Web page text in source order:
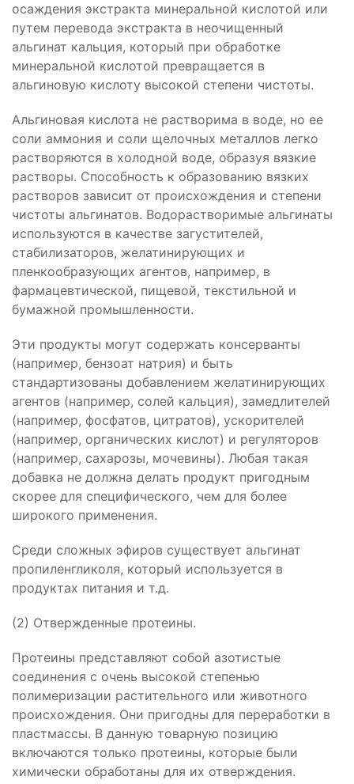
осаждения экстракта минеральной кислотой или
путем перевода экстракта в неочищенный
альгинат кальция, который при обработке
минеральной кислотой превращается в
альгиновую кислоту высокой степени чистоты.
Альгиновая кислота не растворима в воде, но ее
соли аммония и соли щелочных металлов легко
растворяются в холодной воде, образуя вязкие
растворы. Способность к образованию вязких
растворов зависит от происхождения и степени
чистоты альгинатов. Водорастворимые альгинаты
используются в качестве загустителей,
стабилизаторов, желатинирующих и
пленкообразующих агентов, например, в
фармацевтической, пищевой, текстильной и
бумажной промышленности.
Эти продукты могут содержать консерванты
(например, бензоат натрия) и быть
стандартизованы добавлением желатинирующих
агентов (например, солей кальция), замедлителей
(например, фосфатов, цитратов), ускорителей
(например, органических кислот) и регуляторов
(например, сахарозы, мочевины). Любая такая
добавка не должна делать продукт пригодным
скорее для специфического, чем для более
широкого применения.
Среди сложных эфиров существует альгинат
пропиленгликоля, который используется в
продуктах питания и т.д.
(2) Отвержденные протеины.
Протеины представляют собой азотистые
соединения с очень высокой степенью
полимеризации растительного или животного
происхождения. Они пригодны для переработки в
пластмассы. В данную товарную позицию
включаются только протеины, которые были
химически обработаны для их отверждения.